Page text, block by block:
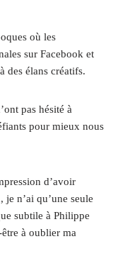
où les
sur Facebook et
des élans créatifs.
pas hésité à
pour mieux nous
d’avoir
n’ai qu’une seule
subtile à Philippe
à oublier ma